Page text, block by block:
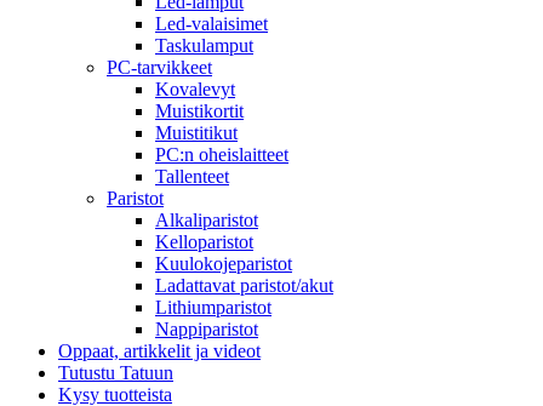
Led-valaisimet
Taskulamput
PC-tarvikkeet
Kovalevyt
Muistikortit
Muistitikut
PC:n oheislaitteet
Tallenteet
Paristot
Alkaliparistot
Kelloparistot
Kuulokojeparistot
Ladattavat paristot/akut
Lithiumparistot
Nappiparistot
Oppaat, artikkelit ja videot
Tutustu Tatuun
Kysy tuotteista